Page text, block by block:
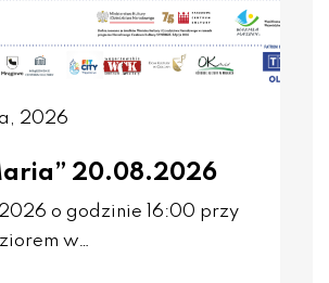
2026
20.08.2026
o godzinie 16:00 przy
w…